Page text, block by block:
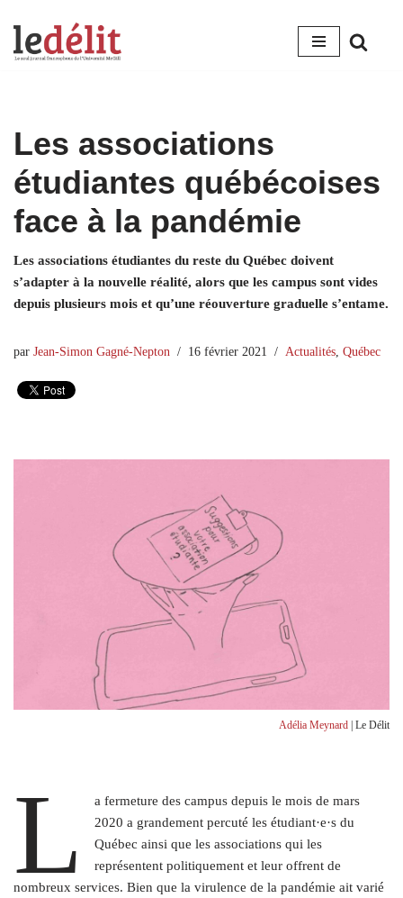
Aller
Les associations
étudiantes québécoises
face à la pandémie
Les associations étudiantes du reste du Québec doivent
s’adapter à la nouvelle réalité, alors que les campus sont vides
depuis plusieurs mois et qu’une réouverture graduelle s’entame.
par Jean-Simon Gagné-Nepton 16 février 2021 Actualités Québec
Adélia Meynard | Le Délit
L
a fermeture des campus depuis le mois de mars
2020 a grandement percuté les étudiant·e·s du
Québec ainsi que les associations qui les
représentent politiquement et leur offrent de
nombreux services. Bien que la virulence de la pandémie ait varié